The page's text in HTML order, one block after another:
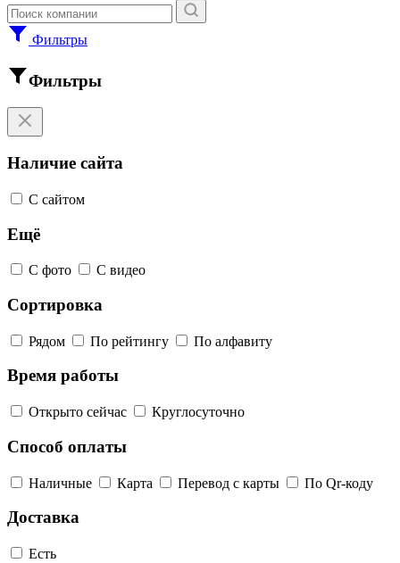
Фильтры
Фильтры
Наличие сайта
С сайтом
Ещё
С фото С видео
Сортировка
Рядом По рейтингу По алфавиту
Время работы
Открыто сейчас Круглосуточно
Способ оплаты
Наличные Карта Перевод с карты По Qr-коду
Доставка
Есть